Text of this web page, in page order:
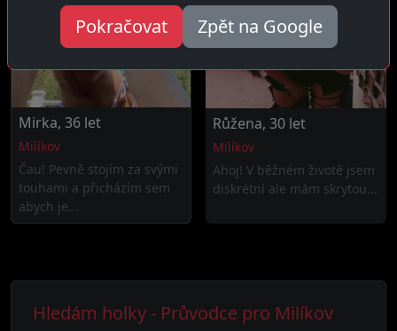
Mirka, 36 let
Milíkov
Čau! Pevně stojím za svými
touhami a přicházím sem
abych je...
Růžena, 30 let
Milíkov
Ahoj! V běžném životě jsem
diskrétní ale mám skrytou...
Hledám holky - Průvodce pro Milíkov
Pokračovat Zpět na Google